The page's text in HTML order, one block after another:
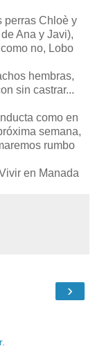
perras Chloè y
Ana y Javi),
no, Lobo
hembras,
sin castrar...
como en
semana,
rumbo
en Manada
›
.